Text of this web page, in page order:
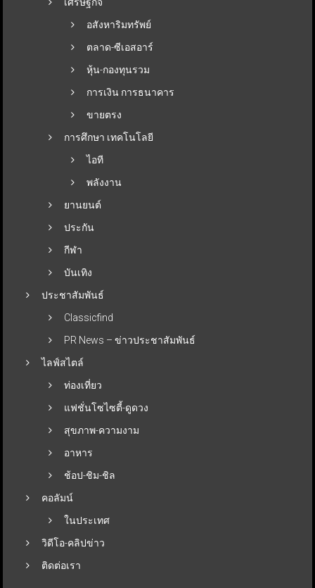
อสังหาริมทรัพย์
ตลาด-ซีเอสอาร์
หุ้น-กองทุนรวม
การเงิน การธนาคาร
ขายตรง
การศึกษา เทคโนโลยี
ไอที
พลังงาน
ยานยนต์
ประกัน
กีฬา
บันเทิง
ประชาสัมพันธ์
Classicfind
PR News – ข่าวประชาสัมพันธ์
ไลฟ์สไตล์
ท่องเที่ยว
แฟชั่นโซไซตี้-ดูดวง
สุขภาพ-ความงาม
อาหาร
ช้อป-ชิม-ชิล
คอลัมน์
ในประเทศ
วิดีโอ-คลิปข่าว
ติดต่อเรา